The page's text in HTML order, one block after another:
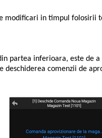
in timpul folosirii
partea inferioara, este de a
deschiderea comenzii de